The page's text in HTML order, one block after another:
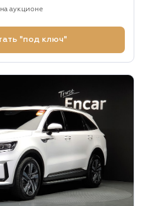
аукционе
"под ключ"